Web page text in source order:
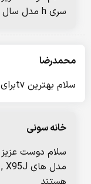
سری h مدل سال 2020 است سری j مدل سال 2021
محمدرضا
سلام بهترین tvبرای ps5چی پیشنهاد میدین؟
خانه سونی
سلام دوست عزیز